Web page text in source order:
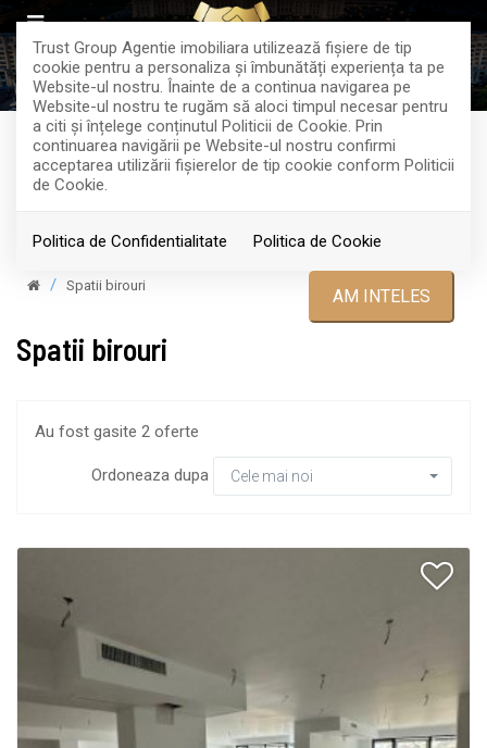
Trust Group Agentie imobiliara utilizează fişiere de tip
cookie pentru a personaliza și îmbunătăți experiența ta pe
Website-ul nostru. Înainte de a continua navigarea pe
Website-ul nostru te rugăm să aloci timpul necesar pentru
a citi și înțelege conținutul Politicii de Cookie. Prin
continuarea navigării pe Website-ul nostru confirmi
acceptarea utilizării fişierelor de tip cookie conform Politicii
de Cookie.
Politica de Confidentialitate Politica de Cookie
AM INTELES
Spatii birouri
Spatii birouri
Au fost gasite 2 oferte
Ordoneaza dupa Cele mai noi